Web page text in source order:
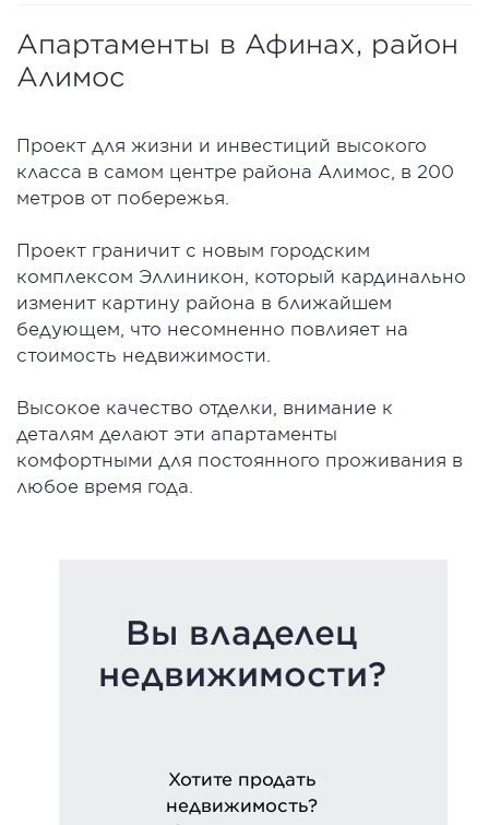
Апартаменты в Афинах, район
Алимос
Проект для жизни и инвестиций высокого
класса в самом центре района Алимос, в 200
метров от побережья.
Проект граничит с новым городским
комплексом Эллиникон, который кардинально
изменит картину района в ближайшем
бедующем, что несомненно повлияет на
стоимость недвижимости.
Высокое качество отделки, внимание к
деталям делают эти апартаменты
комфортными для постоянного проживания в
любое время года.
Вы владелец
недвижимости?
Хотите продать
недвижимость?